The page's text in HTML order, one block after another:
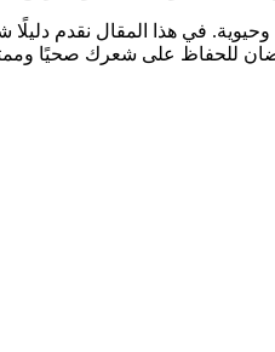
في هذا المقال نقدم دليلًا
للحفاظ على شعرك صحيًا